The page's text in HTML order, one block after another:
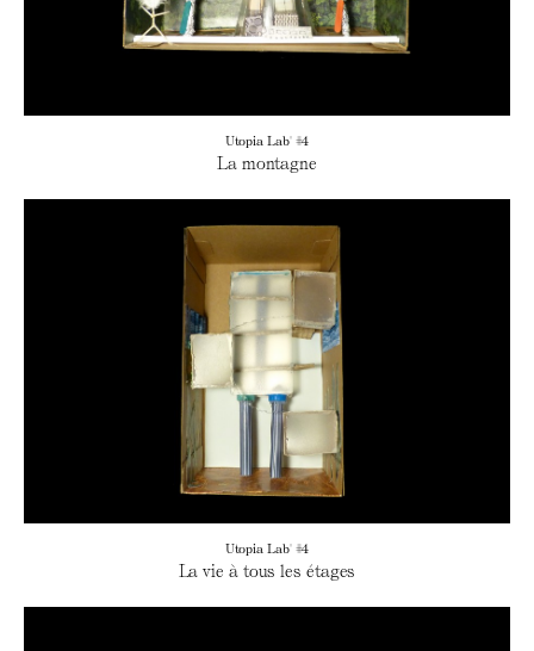
Utopia Lab' #4
La montagne
Utopia Lab' #4
La vie à tous les étages